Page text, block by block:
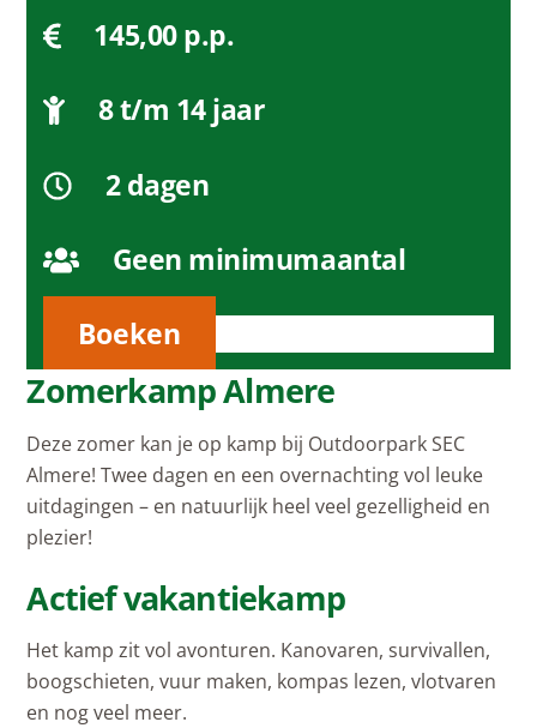
Zomerkamp Almere
Deze zomer kan je op kamp bij Outdoorpark SEC
Almere! Twee dagen en een overnachting vol leuke
uitdagingen – en natuurlijk heel veel gezelligheid en
plezier!
Actief vakantiekamp
Het kamp zit vol avonturen. Kanovaren, survivallen,
boogschieten, vuur maken, kompas lezen, vlotvaren
en nog veel meer.
145,00p.p.
8 t/m 14 jaar
2 dagen
Geen minimumaantal
Boeken